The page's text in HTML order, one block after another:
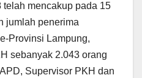
mencakup pada 15
jumlah penerima
Provinsi Lampung,
sebanyak 2.043 orang
Supervisor PKH dan